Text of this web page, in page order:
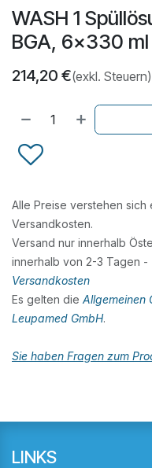
WASH 1
BGA, 6x330 ml
214,20 €(exkl. Steuern)
Alle Preise verstehen sich
Versandkosten.
Versand nur innerhalb
innerhalb von 2-3 Tagen -
Versandkosten
Es gelten die Allgemeinen
Leupamed GmbH.
Sie haben Fragen zum
LINKS